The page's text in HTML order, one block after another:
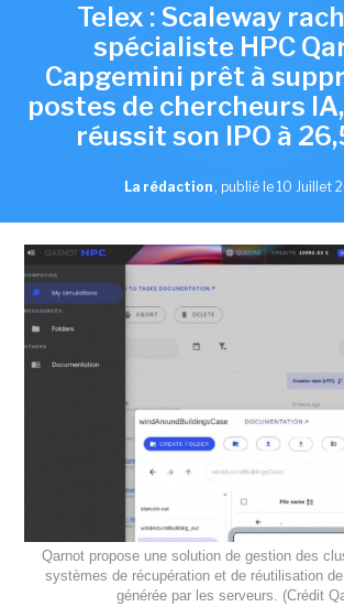
Telex : Scaleway
spécialiste HPC
Capgemini prêt à
postes de chercheurs
réussit son IPO à
La rédaction , publié le 10 Juillet
Qarnot propose une solution de gestion des
systèmes de récupération et de réutilisation
générée par les serveurs. (Crédit